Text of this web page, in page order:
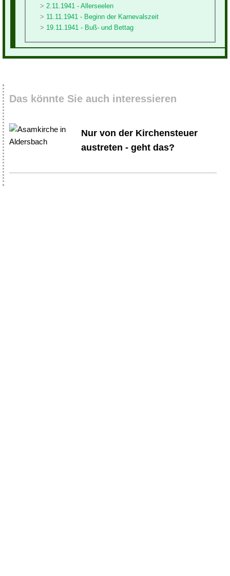
2.11.1941 - Allerseelen
11.11.1941 - Beginn der Karnevalszeit
19.11.1941 - Buß- und Bettag
Das könnte Sie auch interessieren
Nur von der Kirchensteuer
austreten - geht das?